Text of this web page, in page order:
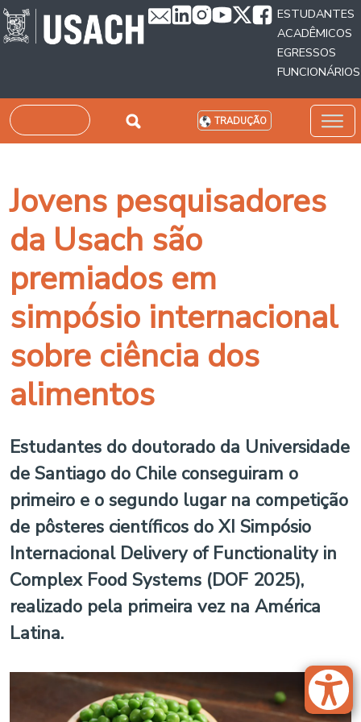
Passar para o conteúdo principal
ESTUDANTES
ACADÊMICOS
EGRESSOS
FUNCIONÁRIOS
Pesquisar TRADUÇÃO
Jovens pesquisadores
da Usach são
premiados em
simpósio internacional
sobre ciência dos
alimentos
Estudantes do doutorado da Universidade
de Santiago do Chile conseguiram o
primeiro e o segundo lugar na competição
de pôsteres científicos do XI Simpósio
Internacional Delivery of Functionality in
Complex Food Systems (DOF 2025),
realizado pela primeira vez na América
Latina.